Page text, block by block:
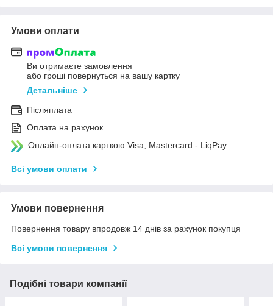
Умови оплати
Ви отримаєте замовлення
або гроші повернуться на вашу картку
Детальніше
Післяплата
Оплата на рахунок
Онлайн-оплата карткою Visa, Mastercard - LiqPay
Всі умови оплати
Умови повернення
Повернення товару впродовж 14 днів за рахунок покупця
Всі умови повернення
Подібні товари компанії